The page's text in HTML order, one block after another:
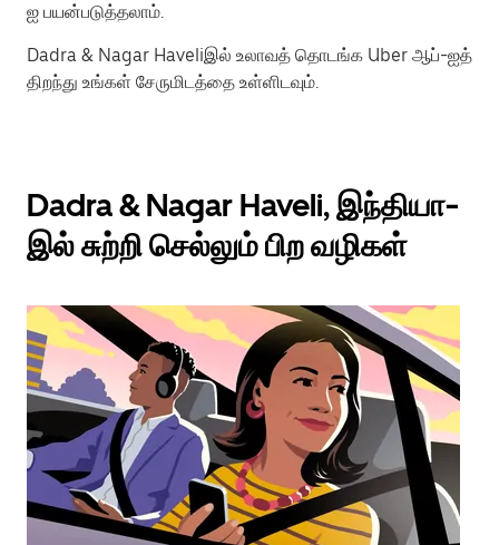
ஐ பயன்படுத்தலாம்.
Dadra & Nagar Haveliஇல் உலாவத் தொடங்க Uber ஆப்-ஐத்
திறந்து உங்கள் சேருமிடத்தை உள்ளிடவும்.
Dadra & Nagar Haveli, இந்தியா-
இல் சுற்றி செல்லும் பிற வழிகள்